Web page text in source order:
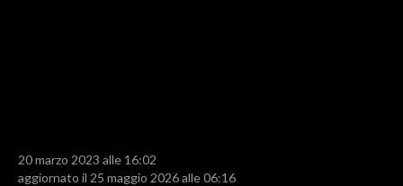
RISULTATI E CLASSIFICHE
20 marzo 2023 alle 16:02
aggiornato il 25 maggio 2026 alle 06:16